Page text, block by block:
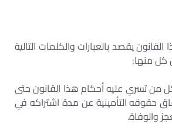
يقصد بالعبارات والكلمات التالية
كل منها:
من تسري عليه أحكام هذا القانون حتى
حقوقه التأمينية عن مدة اشتراكه في
والوفاة.